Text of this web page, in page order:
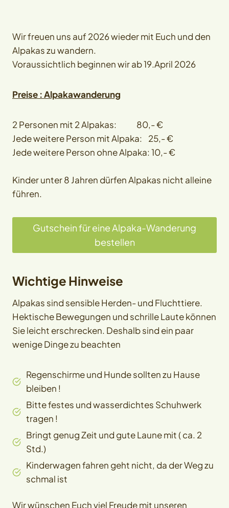
Wir freuen uns auf 2026 wieder mit Euch und den
Alpakas zu wandern.
Voraussichtlich beginnen wir ab 19.April 2026
Preise : Alpakawanderung
2 Personen mit 2 Alpakas: 80,- €
Jede weitere Person mit Alpaka: 25,- €
Jede weitere Person ohne Alpaka: 10,- €
Kinder unter 8 Jahren dürfen Alpakas nicht alleine
führen.
Gutschein für eine Alpaka-Wanderung
bestellen
Wichtige Hinweise
Alpakas sind sensible Herden- und Fluchttiere.
Hektische Bewegungen und schrille Laute können
Sie leicht erschrecken. Deshalb sind ein paar
wenige Dinge zu beachten
Regenschirme und Hunde sollten zu Hause
bleiben !
Bitte festes und wasserdichtes Schuhwerk
tragen !
Bringt genug Zeit und gute Laune mit ( ca. 2
Std.)
Kinderwagen fahren geht nicht, da der Weg zu
schmal ist
Wir wünschen Euch viel Freude mit unseren